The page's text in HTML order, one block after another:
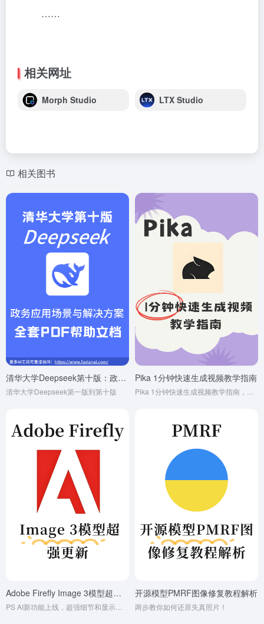
……
相关网址
Morph Studio LTX Studio
相关图书
清华大学Deepseek第十版：政务应用场景与解决方案
清华大学Deepseek第一版到第十版
Pika 1分钟快速生成视频教学指南
Adobe Firefly Image 3模型超强更新 开源模型PMRF图像修复教程解析
两步教你如何还原失真照片！